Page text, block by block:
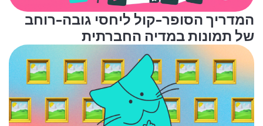
המדריך הסופר-קול ליחסי גובה-רוחב
של תמונות במדיה החברתית